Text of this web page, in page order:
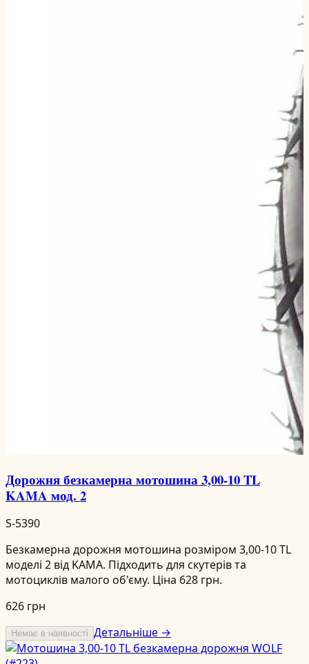
Дорожня безкамерна мотошина 3,00-10 TL
KAMA мод. 2
S-5390
Безкамерна дорожня мотошина розміром 3,00-10 TL
моделі 2 від KAMA. Підходить для скутерів та
мотоциклів малого об'єму. Ціна 628 грн.
626 грн
Немає в наявності Детальніше →